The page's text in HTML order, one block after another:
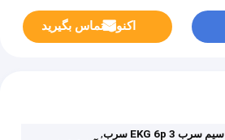
اکنون تماس بگیرید
سیم سرب EKG 6p 3 سرب
,